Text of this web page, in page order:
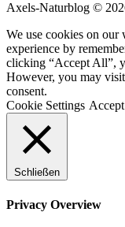
Axels-Naturblog ©
We use cookies on our
experience by
clicking “Accept All”,
However, you may
consent.
Cookie Settings
Schließen
Privacy Overview